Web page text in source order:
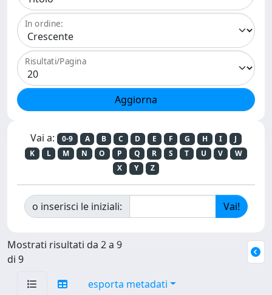
In ordine:
Risultati/Pagina
Vai a: 0-9 A B C D E F G H I
J
K
L M N O P Q R S T U V
W
X
Y Z
o inserisci le iniziali:
Mostrati risultati da 2 a 9
di 9
esporta metadati